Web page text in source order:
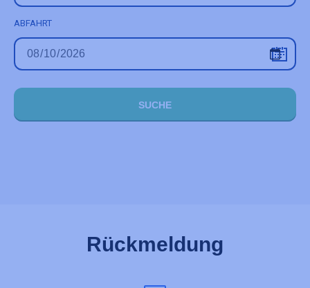
ABFAHRT
SUCHE
Rückmeldung